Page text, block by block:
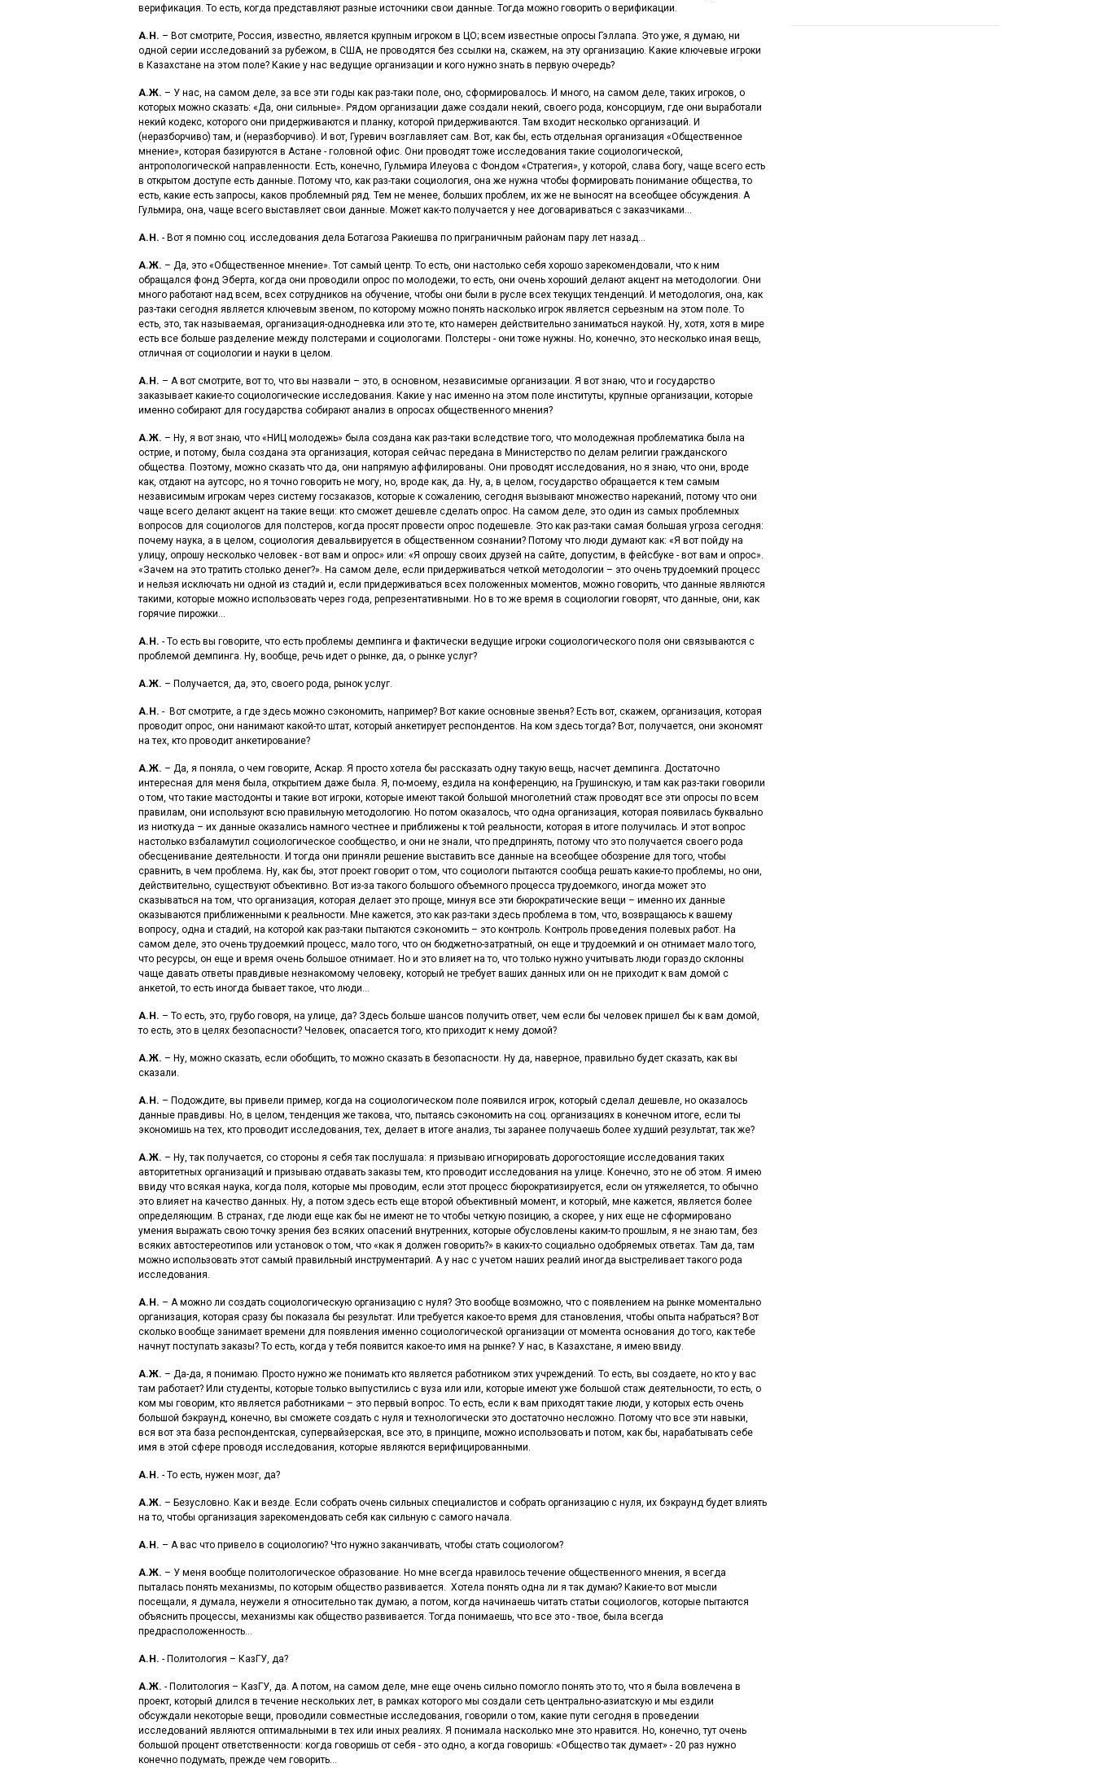
верификация. То есть, когда представляют разные источники свои данные. Тогда можно говорить о верификации.
А.Н. – Вот смотрите, Россия, известно, является крупным игроком в ЦО; всем известные опросы Гэллапа. Это уже, я думаю, ни
одной серии исследований за рубежом, в США, не проводятся без ссылки на, скажем, на эту организацию. Какие ключевые игроки
в Казахстане на этом поле? Какие у нас ведущие организации и кого нужно знать в первую очередь?
А.Ж. – У нас, на самом деле, за все эти годы как раз-таки поле, оно, сформировалось. И много, на самом деле, таких игроков, о
которых можно сказать: «Да, они сильные». Рядом организации даже создали некий, своего рода, консорциум, где они выработали
некий кодекс, которого они придерживаются и планку, которой придерживаются. Там входит несколько организаций. И
(неразборчиво) там, и (неразборчиво). И вот, Гуревич возглавляет сам. Вот, как бы, есть отдельная организация «Общественное
мнение», которая базируются в Астане - головной офис. Они проводят тоже исследования такие социологической,
антропологической направленности. Есть, конечно, Гульмира Илеуова с Фондом «Стратегия», у которой, слава богу, чаще всего есть
в открытом доступе есть данные. Потому что, как раз-таки социология, она же нужна чтобы формировать понимание общества, то
есть, какие есть запросы, каков проблемный ряд. Тем не менее, больших проблем, их же не выносят на всеобщее обсуждения. А
Гульмира, она, чаще всего выставляет свои данные. Может как-то получается у нее договариваться с заказчиками…
А.Н. - Вот я помню соц. исследования дела Ботагоза Ракиешва по приграничным районам пару лет назад…
А.Ж. – Да, это «Общественное мнение». Тот самый центр. То есть, они настолько себя хорошо зарекомендовали, что к ним
обращался фонд Эберта, когда они проводили опрос по молодежи, то есть, они очень хороший делают акцент на методологии. Они
много работают над всем, всех сотрудников на обучение, чтобы они были в русле всех текущих тенденций. И методология, она, как
раз-таки сегодня является ключевым звеном, по которому можно понять насколько игрок является серьезным на этом поле. То
есть, это, так называемая, организация-однодневка или это те, кто намерен действительно заниматься наукой. Ну, хотя, хотя в мире
есть все больше разделение между полстерами и социологами. Полстеры - они тоже нужны. Но, конечно, это несколько иная вещь,
отличная от социологии и науки в целом.
А.Н. – А вот смотрите, вот то, что вы назвали – это, в основном, независимые организации. Я вот знаю, что и государство
заказывает какие-то социологические исследования. Какие у нас именно на этом поле институты, крупные организации, которые
именно собирают для государства собирают анализ в опросах общественного мнения?
А.Ж. – Ну, я вот знаю, что «НИЦ молодежь» была создана как раз-таки вследствие того, что молодежная проблематика была на
острие, и потому, была создана эта организация, которая сейчас передана в Министерство по делам религии гражданского
общества. Поэтому, можно сказать что да, они напрямую аффилированы. Они проводят исследования, но я знаю, что они, вроде
как, отдают на аутсорс, но я точно говорить не могу, но, вроде как, да. Ну, а, в целом, государство обращается к тем самым
независимым игрокам через систему госзаказов, которые к сожалению, сегодня вызывают множество нареканий, потому что они
чаще всего делают акцент на такие вещи: кто сможет дешевле сделать опрос. На самом деле, это один из самых проблемных
вопросов для социологов для полстеров, когда просят провести опрос подешевле. Это как раз-таки самая большая угроза сегодня:
почему наука, а в целом, социология девальвируется в общественном сознании? Потому что люди думают как: «Я вот пойду на
улицу, опрошу несколько человек - вот вам и опрос» или: «Я опрошу своих друзей на сайте, допустим, в фейсбуке - вот вам и опрос».
«Зачем на это тратить столько денег?». На самом деле, если придерживаться четкой методологии – это очень трудоемкий процесс
и нельзя исключать ни одной из стадий и, если придерживаться всех положенных моментов, можно говорить, что данные являются
такими, которые можно использовать через года, репрезентативными. Но в то же время в социологии говорят, что данные, они, как
горячие пирожки…
А.Н. - То есть вы говорите, что есть проблемы демпинга и фактически ведущие игроки социологического поля они связываются с
проблемой демпинга. Ну, вообще, речь идет о рынке, да, о рынке услуг?
А.Ж. – Получается, да, это, своего рода, рынок услуг.
А.Н. - Вот смотрите, а где здесь можно сэкономить, например? Вот какие основные звенья? Есть вот, скажем, организация, которая
проводит опрос, они нанимают какой-то штат, который анкетирует респондентов. На ком здесь тогда? Вот, получается, они экономят
на тех, кто проводит анкетирование?
А.Ж. – Да, я поняла, о чем говорите, Аскар. Я просто хотела бы рассказать одну такую вещь, насчет демпинга. Достаточно
интересная для меня была, открытием даже была. Я, по-моему, ездила на конференцию, на Грушинскую, и там как раз-таки говорили
о том, что такие мастодонты и такие вот игроки, которые имеют такой большой многолетний стаж проводят все эти опросы по всем
правилам, они используют всю правильную методологию. Но потом оказалось, что одна организация, которая появилась буквально
из ниоткуда – их данные оказались намного честнее и приближены к той реальности, которая в итоге получилась. И этот вопрос
настолько взбаламутил социологическое сообщество, и они не знали, что предпринять, потому что это получается своего рода
обесценивание деятельности. И тогда они приняли решение выставить все данные на всеобщее обозрение для того, чтобы
сравнить, в чем проблема. Ну, как бы, этот проект говорит о том, что социологи пытаются сообща решать какие-то проблемы, но они,
действительно, существуют объективно. Вот из-за такого большого объемного процесса трудоемкого, иногда может это
сказываться на том, что организация, которая делает это проще, минуя все эти бюрократические вещи – именно их данные
оказываются приближенными к реальности. Мне кажется, это как раз-таки здесь проблема в том, что, возвращаюсь к вашему
вопросу, одна и стадий, на которой как раз-таки пытаются сэкономить – это контроль. Контроль проведения полевых работ. На
самом деле, это очень трудоемкий процесс, мало того, что он бюджетно-затратный, он еще и трудоемкий и он отнимает мало того,
что ресурсы, он еще и время очень большое отнимает. Но и это влияет на то, что только нужно учитывать люди гораздо склонны
чаще давать ответы правдивые незнакомому человеку, который не требует ваших данных или он не приходит к вам домой с
анкетой, то есть иногда бывает такое, что люди…
А.Н. – То есть, это, грубо говоря, на улице, да? Здесь больше шансов получить ответ, чем если бы человек пришел бы к вам домой,
то есть, это в целях безопасности? Человек, опасается того, кто приходит к нему домой?
А.Ж. – Ну, можно сказать, если обобщить, то можно сказать в безопасности. Ну да, наверное, правильно будет сказать, как вы
сказали.
А.Н. – Подождите, вы привели пример, когда на социологическом поле появился игрок, который сделал дешевле, но оказалось
данные правдивы. Но, в целом, тенденция же такова, что, пытаясь сэкономить на соц. организациях в конечном итоге, если ты
экономишь на тех, кто проводит исследования, тех, делает в итоге анализ, ты заранее получаешь более худший результат, так же?
А.Ж. – Ну, так получается, со стороны я себя так послушала: я призываю игнорировать дорогостоящие исследования таких
авторитетных организаций и призываю отдавать заказы тем, кто проводит исследования на улице. Конечно, это не об этом. Я имею
ввиду что всякая наука, когда поля, которые мы проводим, если этот процесс бюрократизируется, если он утяжеляется, то обычно
это влияет на качество данных. Ну, а потом здесь есть еще второй объективный момент, и который, мне кажется, является более
определяющим. В странах, где люди еще как бы не имеют не то чтобы четкую позицию, а скорее, у них еще не сформировано
умения выражать свою точку зрения без всяких опасений внутренних, которые обусловлены каким-то прошлым, я не знаю там, без
всяких автостереотипов или установок о том, что «как я должен говорить?» в каких-то социально одобряемых ответах. Там да, там
можно использовать этот самый правильный инструментарий. А у нас с учетом наших реалий иногда выстреливает такого рода
исследования.
А.Н. – А можно ли создать социологическую организацию с нуля? Это вообще возможно, что с появлением на рынке моментально
организация, которая сразу бы показала бы результат. Или требуется какое-то время для становления, чтобы опыта набраться? Вот
сколько вообще занимает времени для появления именно социологической организации от момента основания до того, как тебе
начнут поступать заказы? То есть, когда у тебя появится какое-то имя на рынке? У нас, в Казахстане, я имею ввиду.
А.Ж. – Да-да, я понимаю. Просто нужно же понимать кто является работником этих учреждений. То есть, вы создаете, но кто у вас
там работает? Или студенты, которые только выпустились с вуза или или, которые имеют уже большой стаж деятельности, то есть, о
ком мы говорим, кто является работниками – это первый вопрос. То есть, если к вам приходят такие люди, у которых есть очень
большой бэкраунд, конечно, вы сможете создать с нуля и технологически это достаточно несложно. Потому что все эти навыки,
вся вот эта база респондентская, супервайзерская, все это, в принципе, можно использовать и потом, как бы, нарабатывать себе
имя в этой сфере проводя исследования, которые являются верифицированными.
А.Н. - То есть, нужен мозг, да?
А.Ж. – Безусловно. Как и везде. Если собрать очень сильных специалистов и собрать организацию с нуля, их бэкраунд будет влиять
на то, чтобы организация зарекомендовать себя как сильную с самого начала.
А.Н. – А вас что привело в социологию? Что нужно заканчивать, чтобы стать социологом?
А.Ж. – У меня вообще политологическое образование. Но мне всегда нравилось течение общественного мнения, я всегда
пыталась понять механизмы, по которым общество развивается. Хотела понять одна ли я так думаю? Какие-то вот мысли
посещали, я думала, неужели я относительно так думаю, а потом, когда начинаешь читать статьи социологов, которые пытаются
объяснить процессы, механизмы как общество развивается. Тогда понимаешь, что все это - твое, была всегда
предрасположенность…
А.Н. - Политология – КазГУ, да?
А.Ж. - Политология – КазГУ, да. А потом, на самом деле, мне еще очень сильно помогло понять это то, что я была вовлечена в
проект, который длился в течение нескольких лет, в рамках которого мы создали сеть центрально-азиатскую и мы ездили
обсуждали некоторые вещи, проводили совместные исследования, говорили о том, какие пути сегодня в проведении
исследований являются оптимальными в тех или иных реалиях. Я понимала насколько мне это нравится. Но, конечно, тут очень
большой процент ответственности: когда говоришь от себя - это одно, а когда говоришь: «Общество так думает» - 20 раз нужно
конечно подумать, прежде чем говорить…